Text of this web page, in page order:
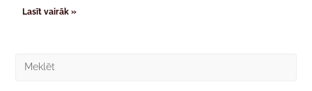
Lasīt vairāk »